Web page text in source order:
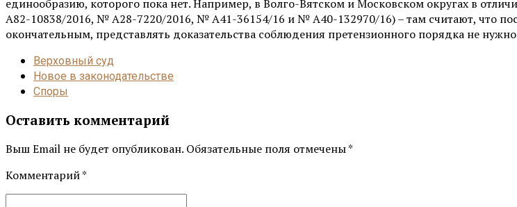
единообразию, которого пока нет. Например, в Волго-Вятском и Московском округах в
А82-10838/2016, № А28-7220/2016, № А41-36154/16 и № А40-132970/16) – там считают, что
окончательным, представлять доказательства соблюдения претензионного порядка не
Верховный суд
Новое в законодательстве
Споры
Оставить комментарий
Выш Email не будет опубликован. Обязательные поля отмечены *
Комментарий*